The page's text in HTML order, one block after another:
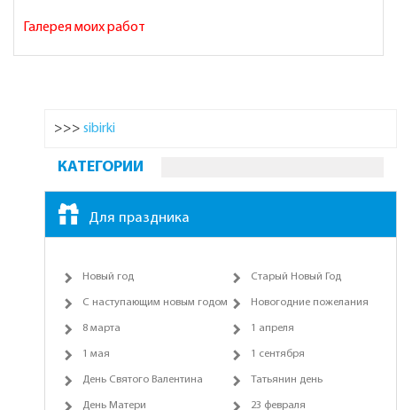
Галерея моих работ
>>> sibirki
КАТЕГОРИИ
Для праздника
Новый год Старый Новый Год
С наступающим новым годом Новогодние пожелания
8 марта 1 апреля
1 мая 1 сентября
День Святого Валентина Татьянин день
День Матери 23 февраля